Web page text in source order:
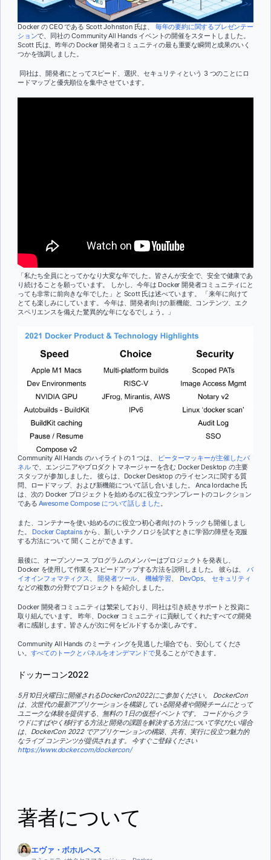
Docker の CEO である Scott Johnston 氏は、 毎年の要約に関するプレゼンテー
ションで、同社の Community All Hands イベントの開催をスタートしました。
Scott 氏は、昨年の Docker 開発者コミュニティの最も重要な瞬間と成果のいく
つかを強調しました。
同社は、開発者にとってスピード、選択、セキュリティという 3 つのことにロ
ードマップと優先順位を集中させています。
「私たち全員にとってかなり大変な年でした。皆さんが安全で、安全で健康であ
り続けることを願っています。 しかし、今年は Docker 開発者コミュニティにと
っても非常に前向きな年でした」と Scott 氏は述べています。 「来年に向けて
とても楽しみにしています。 今年は、開発者向けの新機能、コンテンツ、エク
スペリエンスを備えた驚異的な年になるでしょう。」
Community All Hands のハイライトの 1 つは、
ピーターマッキーが主催したパ
ネルで、エンジニアやプロダクトマネージャーを含む Docker Desktop の主要
スタッフが参加しました。 彼らは、Docker Desktop のライセンスに関する質
問、ロードマップ、および新機能について話し合いました。 Anca Iordache 氏
は、次の Docker プロジェクトを始めるのに役立つテンプレートのコレクション
であるAwesome Compose について話しました。
また、コンテナーを使い始めるのに役立つ初心者向けのトラックも開催しまし
た。 Docker Captainsから、新しいテクノロジを試すときに学習の障壁を克服
する方法について 聞くことができます。
最後に、オープンソース プログラムのメンバーはプロジェクトを発表し、
Docker を使用して作業をスピードアップする方法を説明しました。 彼らは、 バ
イオインフォマティクス
、開発者ツール 機械学習 DevOps、セキュリティ
などの複数の分野でプロジェクトを紹介しました。
Docker 開発者コミュニティは繁栄しており、同社は引き続きサポートと投資に
取り組んでいます。 昨年、Docker コミュニティに貢献してくれたすべての開発
者に感謝します。皆さんが次に何をビルドするか楽しみです。
Community All Hands のミーティングを見逃した場合でも、安心してくださ
い。 すべてのトークとパネルをオンデマンドで見ることができます。
ドッカーコン2022
5月10日火曜日に開催されるDockerCon2022にご参加ください。 DockerCon
は、次世代の最新アプリケーションを構築している開発者や開発チームにとって
ユニークな体験を提供する、無料の 1 日の仮想イベントです。 コードからクラ
ウドにすばやく移行する方法と開発の課題を解決する方法について学びたい場合
は、DockerCon 2022 でアプリケーションの構築、共有、実行に役立つ魅力的
なライブ コンテンツが提供されます。 今すぐご登録ください
https://www.docker.com/dockercon/
著者について
エヴァ・ボホルヘス